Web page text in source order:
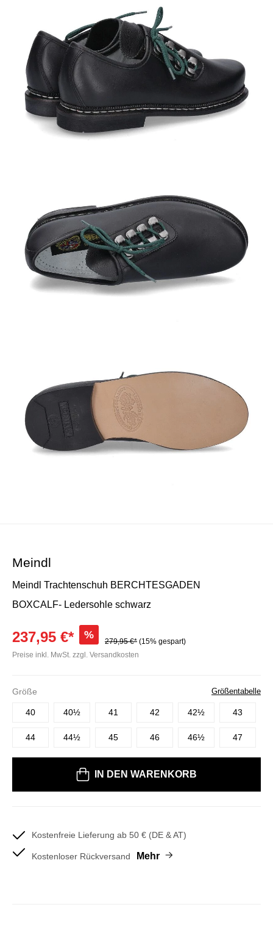
Meindl
Meindl Trachtenschuh BERCHTESGADEN
BOXCALF- Ledersohle schwarz
237,95 €* %
279,95 €* (15% gespart)
Preise inkl. MwSt. zzgl. Versandkosten
Größe Größentabelle
40 40½ 41 42 42½ 43
44 44½ 45 46 46½ 47
IN DEN WARENKORB
Kostenfreie Lieferung ab 50 € (DE & AT)
Kostenloser Rückversand Mehr